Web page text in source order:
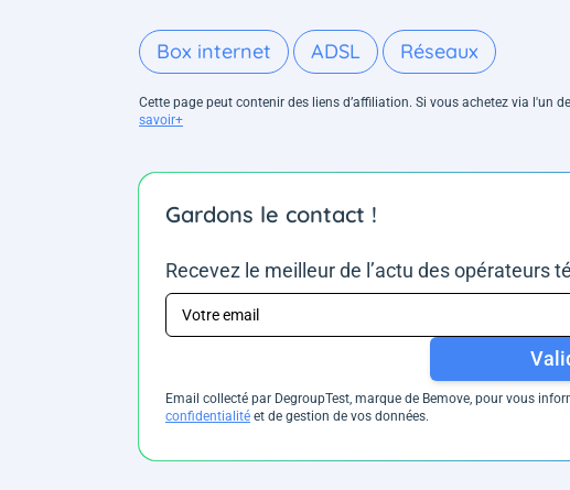
Box internet ADSL Réseaux
Cette page peut contenir des liens d’affiliation. Si vous achetez via l'un
savoir+
Gardons le contact !
Recevez le meilleur de l’actu des opérateurs
Email collecté par DegroupTest, marque de Bemove, pour vous
confidentialité et de gestion de vos données.